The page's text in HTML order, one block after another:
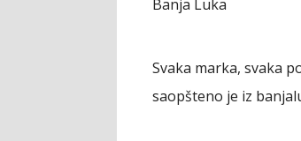
Banja Luka
Svaka marka, svaka
saopšteno je iz